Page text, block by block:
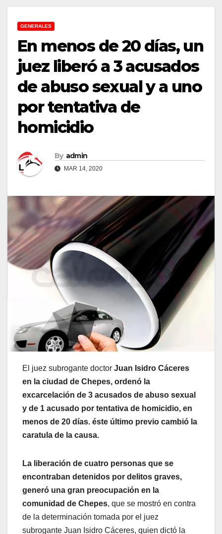
GENERALES
En menos de 20 días, un
juez liberó a 3 acusados
de abuso sexual y a uno
por tentativa de
homicidio
By admin
MAR 14, 2020
El juez subrogante doctor Juan Isidro Cáceres
en la ciudad de Chepes, ordenó la
excarcelación de 3 acusados de abuso sexual
y de 1 acusado por tentativa de homicidio, en
menos de 20 días. éste último previo cambió la
caratula de la causa.
La liberación de cuatro personas que se
encontraban detenidos por delitos graves,
generó una gran preocupación en la
comunidad de Chepes, que se mostró en contra
de la determinación tomada por el juez
subrogante Juan Isidro Cáceres, quien dictó la